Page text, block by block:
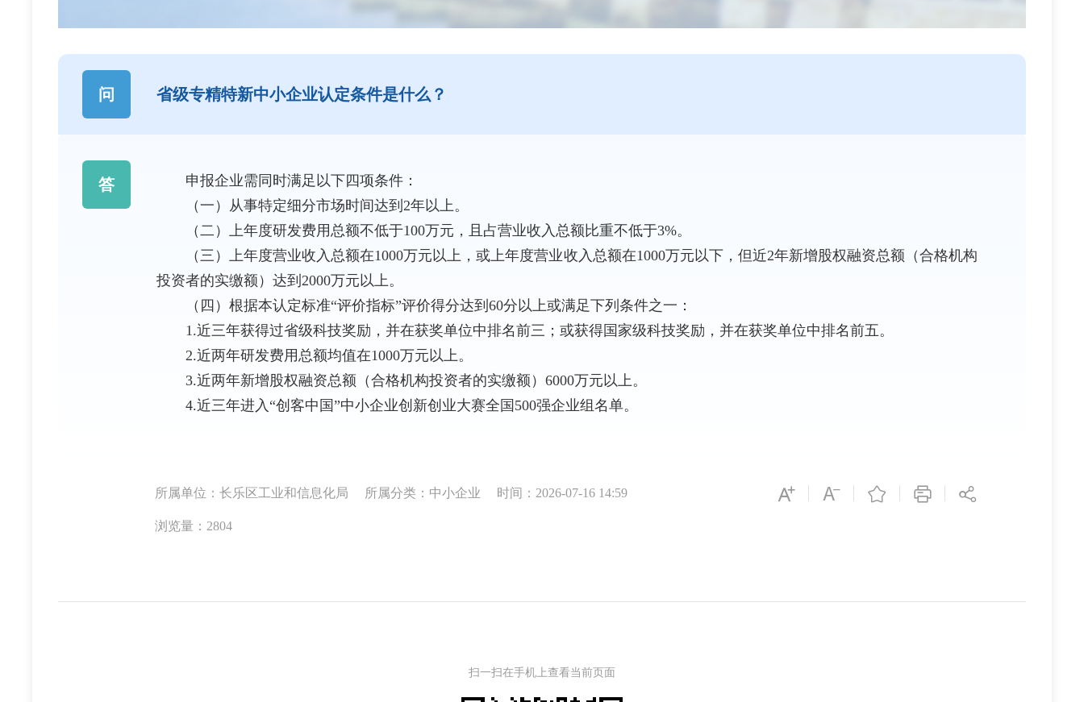
问 省级专精特新中小企业认定条件是什么？
答
申报企业需同时满足以下四项条件：
（一）从事特定细分市场时间达到2年以上。
（二）上年度研发费用总额不低于100万元，且占营业收入总额比重不低于3%。
（三）上年度营业收入总额在1000万元以上，或上年度营业收入总额在1000万元以下，但近2年新增股权融资总额（合格机构
投资者的实缴额）达到2000万元以上。
（四）根据本认定标准“评价指标”评价得分达到60分以上或满足下列条件之一：
1.近三年获得过省级科技奖励，并在获奖单位中排名前三；或获得国家级科技奖励，并在获奖单位中排名前五。
2.近两年研发费用总额均值在1000万元以上。
3.近两年新增股权融资总额（合格机构投资者的实缴额）6000万元以上。
4.近三年进入“创客中国”中小企业创新创业大赛全国500强企业组名单。
所属单位：长乐区工业和信息化局 所属分类：中小企业 时间：2026-07-16 14:59
浏览量：2804
扫一扫在手机上查看当前页面